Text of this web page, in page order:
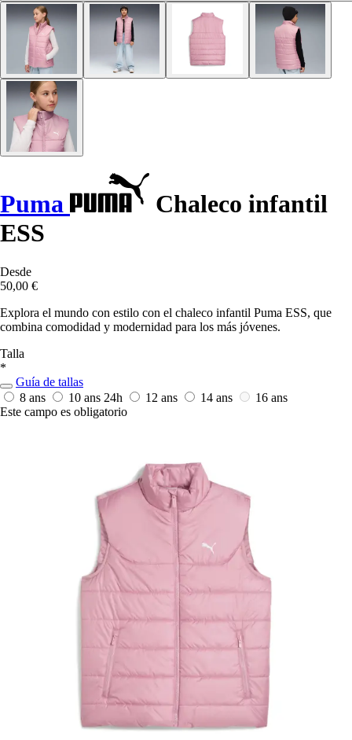
Puma
Chaleco infantil
ESS
Desde
50,00 €
Explora el mundo con estilo con el chaleco infantil Puma ESS, que
combina comodidad y modernidad para los más jóvenes.
Talla
*
Guía de tallas
8 ans
10 ans 24h 12 ans 14 ans
16 ans
Este campo es obligatorio